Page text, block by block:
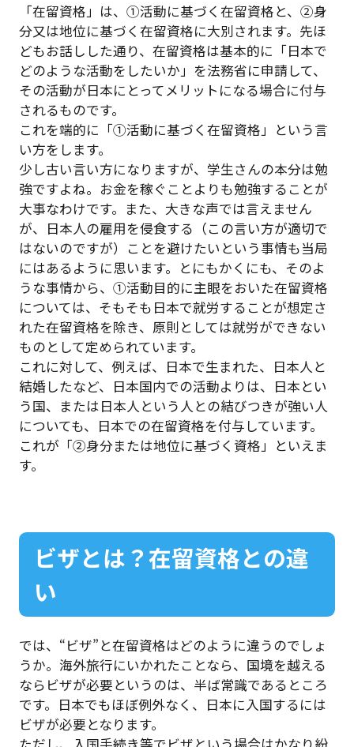
「在留資格」は、①活動に基づく在留資格と、②身
分又は地位に基づく在留資格に大別されます。先ほ
どもお話しした通り、在留資格は基本的に「日本で
どのような活動をしたいか」を法務省に申請して、
その活動が日本にとってメリットになる場合に付与
されるものです。
これを端的に「①活動に基づく在留資格」という言
い方をします。
少し古い言い方になりますが、学生さんの本分は勉
強ですよね。お金を稼ぐことよりも勉強することが
大事なわけです。また、大きな声では言えません
が、日本人の雇用を侵食する（この言い方が適切で
はないのですが）ことを避けたいという事情も当局
にはあるように思います。とにもかくにも、そのよ
うな事情から、①活動目的に主眼をおいた在留資格
については、そもそも日本で就労することが想定さ
れた在留資格を除き、原則としては就労ができない
ものとして定められています。
これに対して、例えば、日本で生まれた、日本人と
結婚したなど、日本国内での活動よりは、日本とい
う国、または日本人という人との結びつきが強い人
についても、日本での在留資格を付与しています。
これが「②身分または地位に基づく資格」といえま
す。
ビザとは？在留資格との違
い
では、“ビザ”と在留資格はどのように違うのでしょ
うか。海外旅行にいかれたことなら、国境を越える
ならビザが必要というのは、半ば常識であるところ
です。日本でもほぼ例外なく、日本に入国するには
ビザが必要となります。